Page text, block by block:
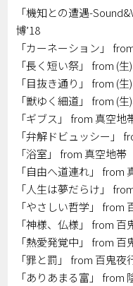
「機知との遭遇-
博’18
「カーネーション」
「長く短い祭」 from (生
「目抜き通り」 from (生
「獣ゆく細道」 from (生
「ギブス」 from 真空地
「弁解ドビュッシー」
「浴室」 from 真空地帯
「自由へ道連れ」 from
「人生は夢だらけ」
「やさしい哲学」 from
「神様、仏様」 from 百
「熱愛発覚中」 from 百
「罪と罰」 from 百鬼夜
「ありあまる富」 from